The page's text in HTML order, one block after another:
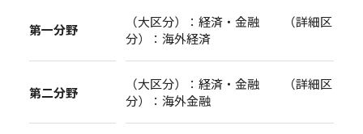
第一分野
（大区分）：経済・金融 （詳細区
分）：海外経済
第二分野
（大区分）：経済・金融 （詳細区
分）：海外金融